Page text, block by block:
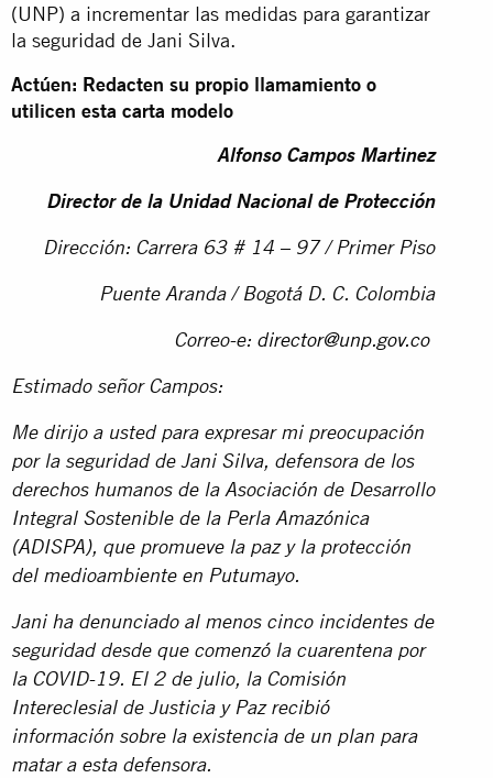
(UNP) a incrementar las medidas para garantizar
la seguridad de Jani Silva.
Actúen: Redacten su propio llamamiento o
utilicen esta carta modelo
Alfonso Campos Martinez
Director de la Unidad Nacional de Protección
Dirección: Carrera 63 # 14 – 97 / Primer Piso
Puente Aranda / Bogotá D. C. Colombia
Correo-e: director@unp.gov.co
Estimado señor Campos:
Me dirijo a usted para expresar mi preocupación
por la seguridad de Jani Silva, defensora de los
derechos humanos de la Asociación de Desarrollo
Integral Sostenible de la Perla Amazónica
(ADISPA), que promueve la paz y la protección
del medioambiente en Putumayo.
Jani ha denunciado al menos cinco incidentes de
seguridad desde que comenzó la cuarentena por
la COVID-19. El 2 de julio, la Comisión
Intereclesial de Justicia y Paz recibió
información sobre la existencia de un plan para
matar a esta defensora.